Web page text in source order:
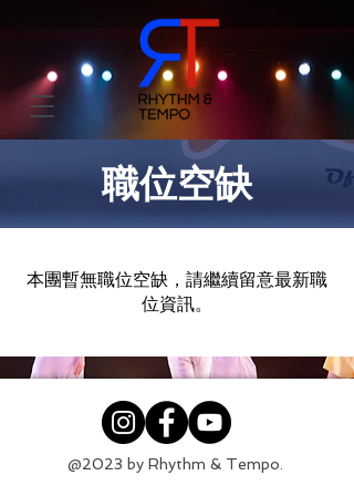
職位空缺
​本團暫無職位空缺，請繼續留意最新職
位資訊。
@2023 by Rhythm & Tempo.